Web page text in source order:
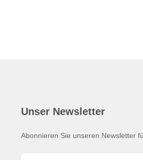
Unser Newsletter
Abonnieren Sie unseren Newsletter